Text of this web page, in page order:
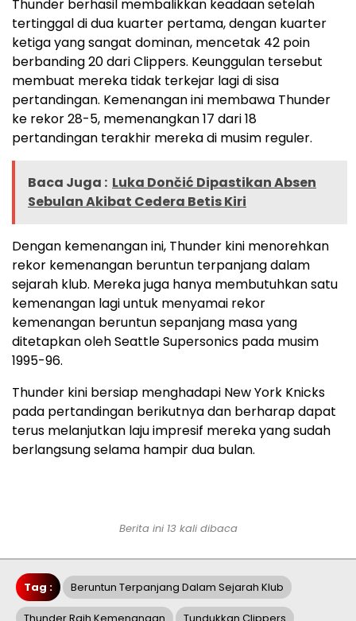
Thunder berhasil membalikkan keadaan setelah
tertinggal di dua kuarter pertama, dengan kuarter
ketiga yang sangat dominan, mencetak 42 poin
berbanding 20 dari Clippers. Keunggulan tersebut
membuat mereka tidak terkejar lagi di sisa
pertandingan. Kemenangan ini membawa Thunder
ke rekor 28-5, memenangkan 17 dari 18
pertandingan terakhir mereka di musim reguler.
Baca Juga : Luka Dončić Dipastikan Absen
Sebulan Akibat Cedera Betis Kiri
Dengan kemenangan ini, Thunder kini menorehkan
rekor kemenangan beruntun terpanjang dalam
sejarah klub. Mereka juga hanya membutuhkan satu
kemenangan lagi untuk menyamai rekor
kemenangan beruntun sepanjang masa yang
ditetapkan oleh Seattle Supersonics pada musim
1995-96.
Thunder kini bersiap menghadapi New York Knicks
pada pertandingan berikutnya dan berharap dapat
terus melanjutkan laju impresif mereka yang sudah
berlangsung selama hampir dua bulan.
Berita ini 13 kali dibaca
Tag : Beruntun Terpanjang Dalam Sejarah Klub